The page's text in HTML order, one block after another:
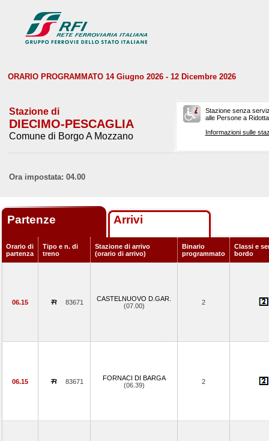
ORARIO PROGRAMMATO 14 Giugno 2026 - 12 Dicembre 2026
Stazione di
DIECIMO-PESCAGLIA
Comune di Borgo A Mozzano
Stazione senza
alle Persone a
Informazioni sulle
Ora impostata: 04.00
Partenze Arrivi
Orario di
partenza
Tipo e n. di
treno
Stazione di arrivo
(orario di arrivo)
Binario
programmato
Classi e
bordo
06.15 83671
CASTELNUOVO D.GAR.
(07.00)
2
06.15 83671
FORNACI DI BARGA
(06.39)
2